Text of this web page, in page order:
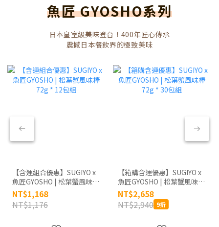
魚匠 GYOSHO系列
日本皇室級美味登台！400年匠心傳承
震撼日本餐飲界的極致美味
【含運組合優惠】SUGIYO x
魚匠GYOSHO | 松葉蟹風味棒
72g * 12包組
NT$1,168
NT$1,176
【箱購含運優惠】SUGIYO x
魚匠GYOSHO | 松葉蟹風味棒
72g * 30包組
NT$2,658
NT$2,940 9折